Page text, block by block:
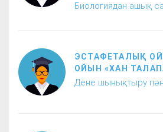
Биологиядан ашық
ЭСТАФЕТАЛЫҚ
ОЙЫН «ХАН
Дене шынықтыру